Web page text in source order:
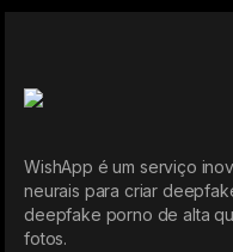
WishApp é um serviço
neurais para criar
deepfake porno de alta
fotos.